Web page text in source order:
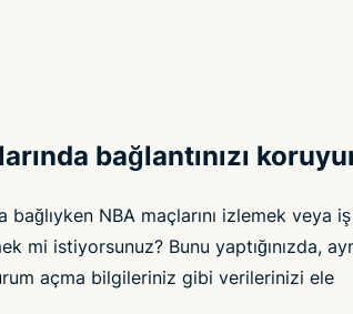
bağlantınızı
bağlıyken NBA maçlarını izlemek veya
mi istiyorsunuz? Bunu yaptığınızda,
açma bilgileriniz gibi verilerinizi ele